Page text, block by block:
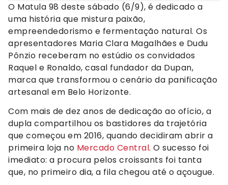
O Matula 98 deste sábado (6/9), é dedicado a
uma história que mistura paixão,
empreendedorismo e fermentação natural. Os
apresentadores Maria Clara Magalhães e Dudu
Pônzio receberam no estúdio os convidados
Raquel e Ronaldo, casal fundador da Dupan,
marca que transformou o cenário da panificação
artesanal em Belo Horizonte.
Com mais de dez anos de dedicação ao ofício, a
dupla compartilhou os bastidores da trajetória
que começou em 2016, quando decidiram abrir a
primeira loja no Mercado Central. O sucesso foi
imediato: a procura pelos croissants foi tanta
que, no primeiro dia, a fila chegou até o açougue.